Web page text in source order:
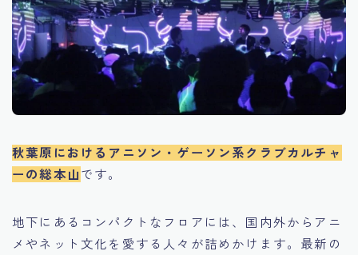
秋葉原におけるアニソン・ゲーソン系クラブカルチャ
ーの総本山です。
地下にあるコンパクトなフロアには、国内外からアニ
メやネット文化を愛する人々が詰めかけます。最新の